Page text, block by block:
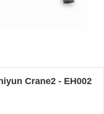
Crane2 - EH002